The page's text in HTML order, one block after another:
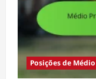
Posições de